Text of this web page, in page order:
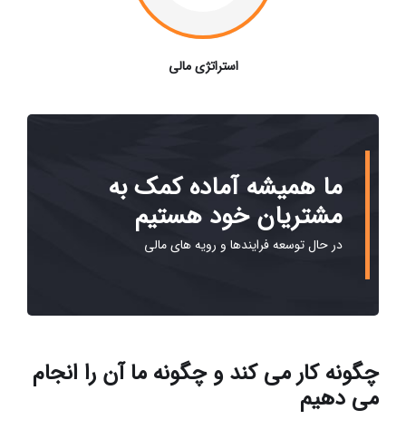
استراتژی مالی
ما همیشه آماده کمک به
مشتریان خود هستیم
در حال توسعه فرایندها و رویه های مالی
چگونه کار می کند و چگونه ما آن را انجام
می دهیم